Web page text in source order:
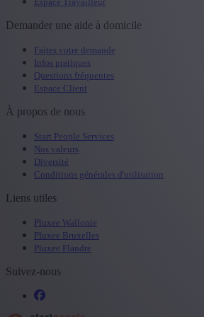
Demander une aide à domicile
Faites votre demande
Infos pratiques
Questions fréquentes
Espace Client
À propos de nous
Start People Services
Nos valeurs
Diversité
Conditions générales d'utilisation
Liens utiles
Pluxee Wallonie
Pluxee Bruxelles
Pluxee Flandre
Suivez-nous